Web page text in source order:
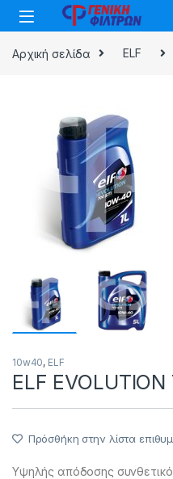
Skip to navigation
Skip to content
Αρχική σελίδα ELF
10w40, ELF
ELF
Πρόσθήκη στην λίστα
Υψηλής απόδοσης